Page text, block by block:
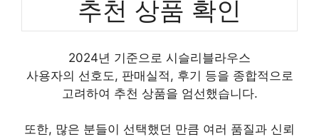
추천 상품 확인
2024년 기준으로 시슬리블라우스
사용자의 선호도, 판매실적, 후기 등을 종합적으로
고려하여 추천 상품을 엄선했습니다.
또한, 많은 분들이 선택했던 만큼 여러 품질과 신뢰